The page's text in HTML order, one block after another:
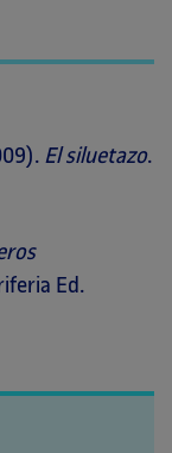
El siluetazo.
Ed.